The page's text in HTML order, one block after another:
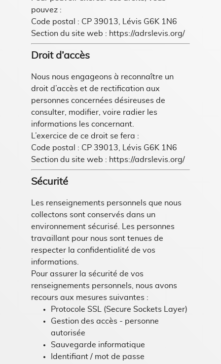
pouvez :
Code postal : CP 39013, Lévis G6K 1N6
Section du site web : https://adrslevis.org/
Droit d’accès
Nous nous engageons à reconnaître un
droit d’accès et de rectification aux
personnes concernées désireuses de
consulter, modifier, voire radier les
informations les concernant.
L’exercice de ce droit se fera :
Code postal : CP 39013, Lévis G6K 1N6
Section du site web : https://adrslevis.org/
Sécurité
Les renseignements personnels que nous
collectons sont conservés dans un
environnement sécurisé. Les personnes
travaillant pour nous sont tenues de
respecter la confidentialité de vos
informations.
Pour assurer la sécurité de vos
renseignements personnels, nous avons
recours aux mesures suivantes :
Protocole SSL (Secure Sockets Layer)
Gestion des accès - personne
autorisée
Sauvegarde informatique
Identifiant / mot de passe